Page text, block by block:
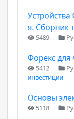
я. Сборник
5489
Форекс для
5412
инвестиции
Основы
5118